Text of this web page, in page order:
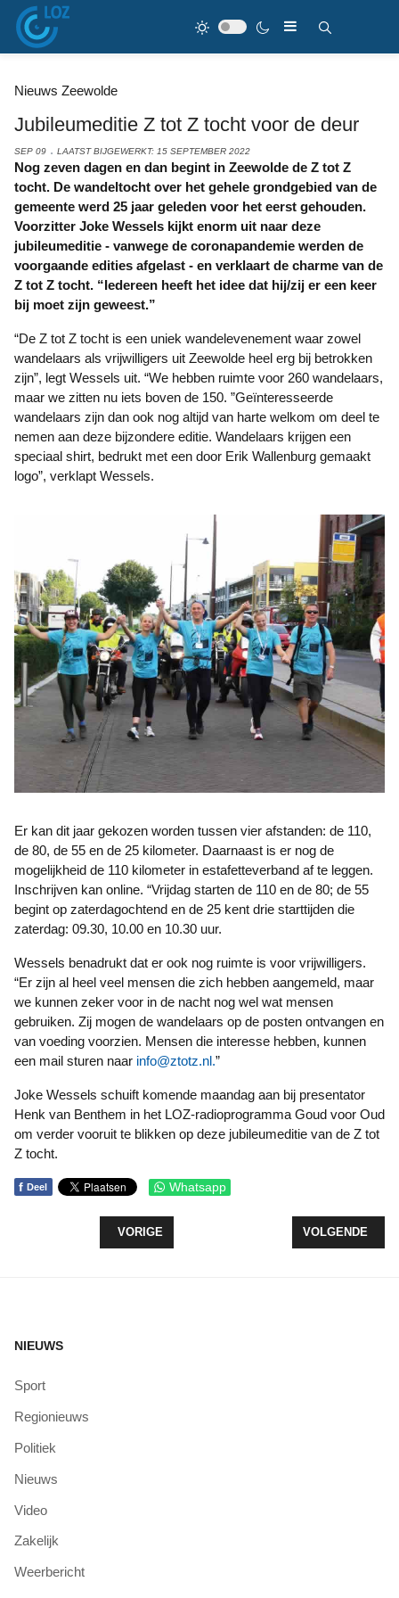
Nieuws Zeewolde
Jubileumeditie Z tot Z tocht voor de deur
SEP 09 LAATST BIJGEWERKT: 15 SEPTEMBER 2022
Nog zeven dagen en dan begint in Zeewolde de Z tot Z
tocht. De wandeltocht over het gehele grondgebied van de
gemeente werd 25 jaar geleden voor het eerst gehouden.
Voorzitter Joke Wessels kijkt enorm uit naar deze
jubileumeditie - vanwege de coronapandemie werden de
voorgaande edities afgelast - en verklaart de charme van de
Z tot Z tocht. “Iedereen heeft het idee dat hij/zij er een keer
bij moet zijn geweest.”
“De Z tot Z tocht is een uniek wandelevenement waar zowel
wandelaars als vrijwilligers uit Zeewolde heel erg bij betrokken
zijn”, legt Wessels uit. “We hebben ruimte voor 260 wandelaars,
maar we zitten nu iets boven de 150. ”Geïnteresseerde
wandelaars zijn dan ook nog altijd van harte welkom om deel te
nemen aan deze bijzondere editie. Wandelaars krijgen een
speciaal shirt, bedrukt met een door Erik Wallenburg gemaakt
logo”, verklapt Wessels.
Er kan dit jaar gekozen worden tussen vier afstanden: de 110,
de 80, de 55 en de 25 kilometer. Daarnaast is er nog de
mogelijkheid de 110 kilometer in estafetteverband af te leggen.
Inschrijven kan online. “Vrijdag starten de 110 en de 80; de 55
begint op zaterdagochtend en de 25 kent drie starttijden die
zaterdag: 09.30, 10.00 en 10.30 uur.
Wessels benadrukt dat er ook nog ruimte is voor vrijwilligers.
“Er zijn al heel veel mensen die zich hebben aangemeld, maar
we kunnen zeker voor in de nacht nog wel wat mensen
gebruiken. Zij mogen de wandelaars op de posten ontvangen en
van voeding voorzien. Mensen die interesse hebben, kunnen
een mail sturen naar info@ztotz.nl.”
Joke Wessels schuift komende maandag aan bij presentator
Henk van Benthem in het LOZ-radioprogramma Goud voor Oud
om verder vooruit te blikken op deze jubileumeditie van de Z tot
Z tocht.
f Deel Whatsapp
VORIG ARTIKEL: VERBEELDING&CO START MET
VORIGE VOLGENDE
VOLGENDE
NIEUWS
Sport
Regionieuws
Politiek
Nieuws
Video
Zakelijk
Weerbericht